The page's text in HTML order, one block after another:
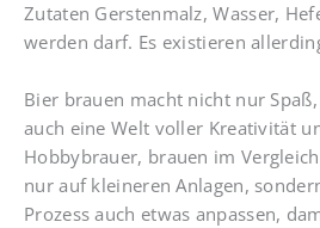
Zutaten Gerstenmalz, Wasser,
werden darf. Es existieren
Bier brauen macht nicht nur
auch eine Welt voller Kreativität
Hobbybrauer, brauen im
nur auf kleineren Anlagen,
Prozess auch etwas anpassen,